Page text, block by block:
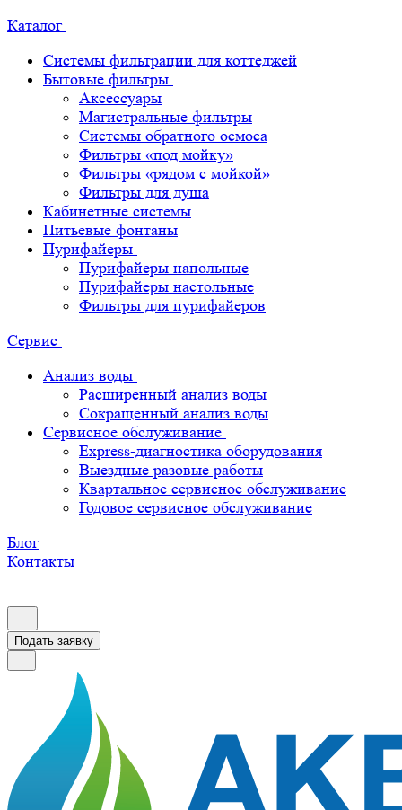
Каталог
Системы фильтрации для коттеджей
Бытовые фильтры
Аксессуары
Магистральные фильтры
Системы обратного осмоса
Фильтры «под мойку»
Фильтры «рядом с мойкой»
Фильтры для душа
Кабинетные системы
Питьевые фонтаны
Пурифайеры
Пурифайеры напольные
Пурифайеры настольные
Фильтры для пурифайеров
Сервис
Анализ воды
Расширенный анализ воды
Сокращенный анализ воды
Сервисное обслуживание
Express-диагностика оборудования
Выездные разовые работы
Квартальное сервисное обслуживание
Годовое сервисное обслуживание
Блог
Контакты
Подать заявку